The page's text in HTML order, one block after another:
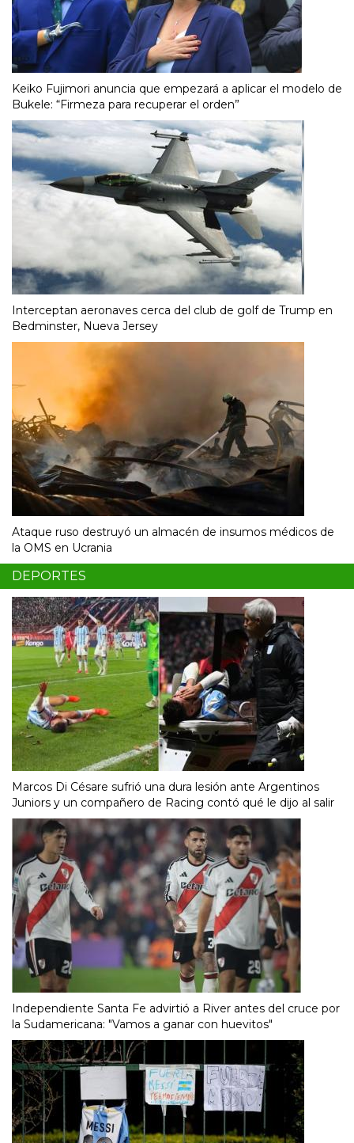
Keiko Fujimori anuncia que empezará a aplicar el modelo de
Bukele: “Firmeza para recuperar el orden”
Interceptan aeronaves cerca del club de golf de Trump en
Bedminster, Nueva Jersey
Ataque ruso destruyó un almacén de insumos médicos de
la OMS en Ucrania
DEPORTES
Marcos Di Césare sufrió una dura lesión ante Argentinos
Juniors y un compañero de Racing contó qué le dijo al salir
Independiente Santa Fe advirtió a River antes del cruce por
la Sudamericana: "Vamos a ganar con huevitos"